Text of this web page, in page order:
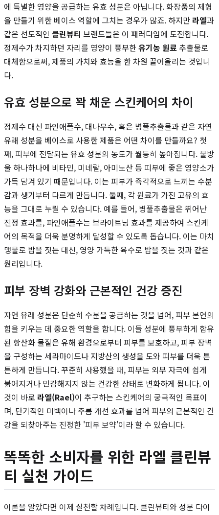
에 특별한 영양을 공급하는 유효 성분은 아닙니다. 화장품의 제형
을 만들기 위한 베이스 역할에 그치는 경우가 많죠. 하지만 라엘과
같은 선도적인 클린뷰티 브랜드들은 이 패러다임에 도전합니다.
정제수가 차지하던 자리를 영양이 풍부한유기농 원료 추출물로
대체함으로써, 제품의 가치와 효능을 한 차원 끌어올리는 것입니
다.
유효 성분으로 꽉 채운 스킨케어의 차이
정제수 대신 파인애플수, 대나무수, 혹은 병풀추출물과 같은 자연
유래 성분을 베이스로 사용한 제품은 어떤 차이를 만들까요? 첫
째, 피부에 전달되는 유효 성분의 농도가 월등히 높아집니다. 물방
울 하나하나에 비타민, 미네랄, 아미노산 등 피부에 좋은 영양소가
가득 담겨 있기 때문입니다. 이는 피부가 즉각적으로 느끼는 수분
감과 생기부터 다르게 만듭니다. 둘째, 각 원료가 가진 고유의 효
능을 그대로 누릴 수 있습니다. 예를 들어, 병풀추출물은 뛰어난
진정 효과를, 파인애플수는 브라이트닝 효과를 제공하여 스킨케
어의 목적을 더욱 분명하게 달성할 수 있도록 돕습니다. 이는 마치
맹물로 밥을 짓는 대신, 영양 가득한 육수로 밥을 짓는 것과 같은
원리입니다.
피부 장벽 강화와 근본적인 건강 증진
자연 유래 성분은 단순히 수분을 공급하는 것을 넘어, 피부 본연의
힘을 키우는 데 중요한 역할을 합니다. 이들 성분에 풍부하게 함유
된 항산화 물질은 유해 환경으로부터 피부를 보호하고, 피부 장벽
을 구성하는 세라마이드나 지방산의 생성을 도와 피부를 더욱 튼
튼하게 만듭니다. 꾸준히 사용했을 때, 피부는 외부 자극에 쉽게
붉어지거나 민감해지지 않는 건강한 상태로 변화하게 됩니다. 이
것이 바로 라엘(Rael)이 추구하는 스킨케어의 궁극적인 목표이
며, 단기적인 미백이나 주름 개선 효과를 넘어 피부의 근본적인 건
강을 되찾아주는 진정한 '피부 보약'이라 할 수 있습니다.
똑똑한 소비자를 위한 라엘 클린뷰
티 실천 가이드
이론을 알았다면 이제 실천할 차례입니다. 클린뷰티와 성분 다이